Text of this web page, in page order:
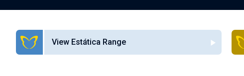
View Estática Range